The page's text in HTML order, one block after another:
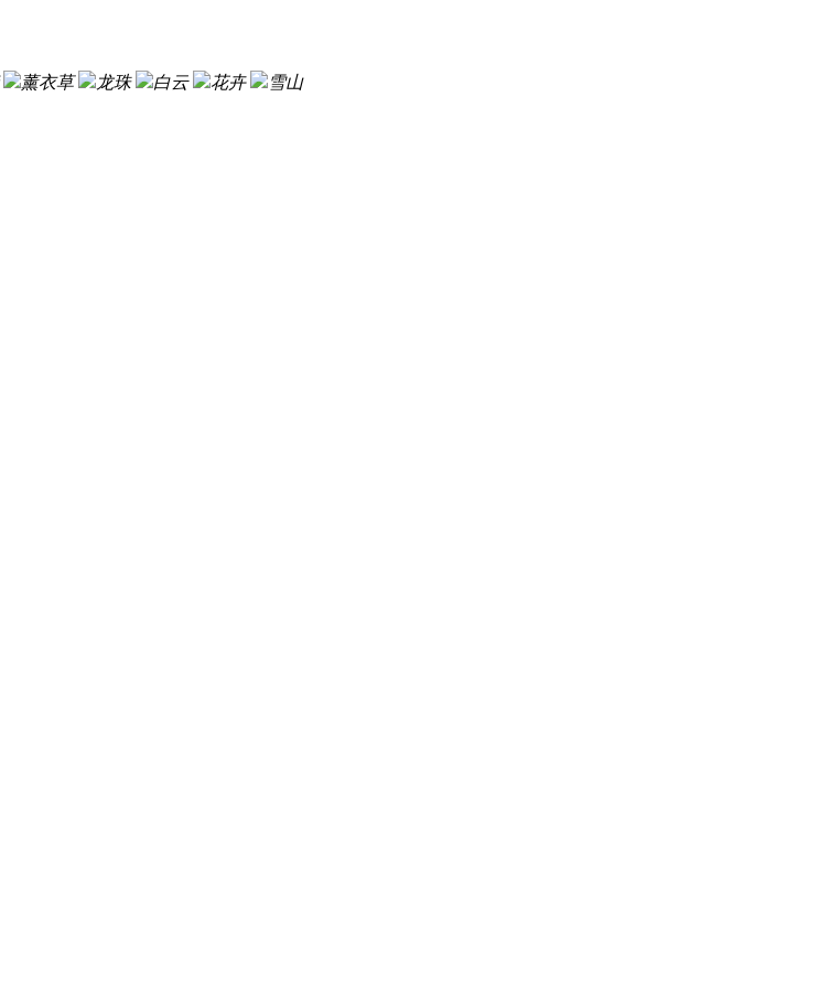
薰衣草 龙珠 白云 花卉
雪山